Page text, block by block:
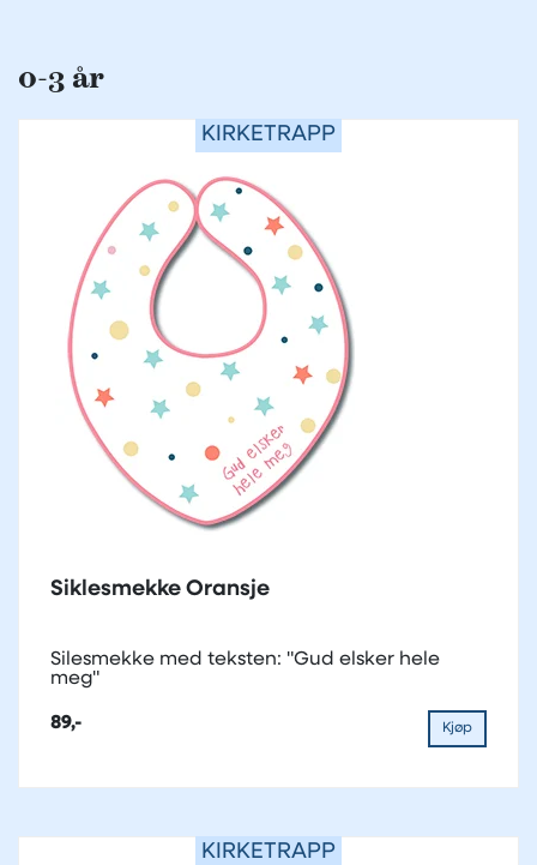
0-3 år
KIRKETRAPP
Siklesmekke Oransje
Silesmekke med teksten: "Gud elsker hele
meg"
89,- Kjøp
KIRKETRAPP